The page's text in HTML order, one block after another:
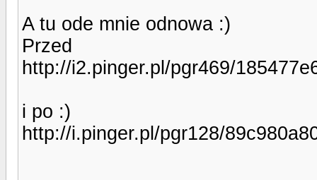
A tu ode mnie odnowa :)
Przed
http://i2.pinger.pl/pgr469/
i po :)
http://i.pinger.pl/pgr128/